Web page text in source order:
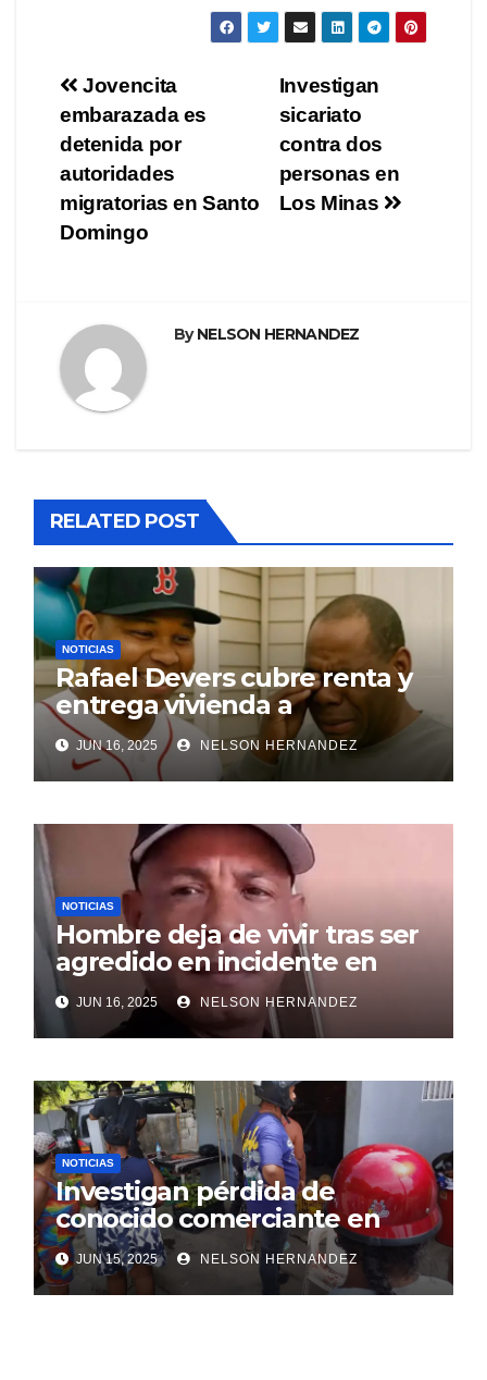
Navegación
de
entradas
Investigan
sicariato
contra dos
personas en
Los Minas
Jovencita
embarazada es
detenida por
autoridades
migratorias en Santo
Domingo
ByNELSON HERNANDEZ
RELATED POST
NOTICIAS
Rafael Devers cubre renta y
entrega vivienda a
exentrenador en RD
JUN 16, 2025 NELSON HERNANDEZ
NOTICIAS
Hombre deja de vivir tras ser
agredido en incidente en
SDE
JUN 16, 2025 NELSON HERNANDEZ
NOTICIAS
Investigan pérdida de
conocido comerciante en
Sosúa
JUN 15, 2025 NELSON HERNANDEZ